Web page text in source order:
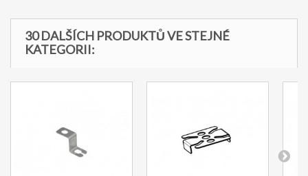
30 DALŠÍCH PRODUKTŮ VE STEJNÉ
KATEGORII: